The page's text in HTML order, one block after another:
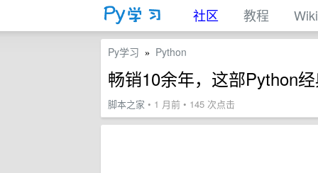
社区 教程 Wiki
Py学习 » Python
畅销10余年，这部Python
脚本之家 • 1 月前 • 145 次点击